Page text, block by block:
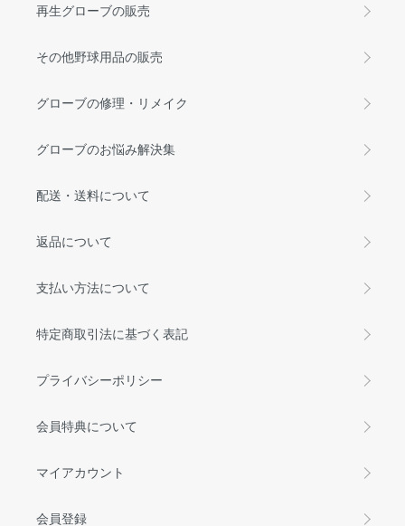
再生グローブの販売
その他野球用品の販売
グローブの修理・リメイク
グローブのお悩み解決集
配送・送料について
返品について
支払い方法について
特定商取引法に基づく表記
プライバシーポリシー
会員特典について
マイアカウント
会員登録